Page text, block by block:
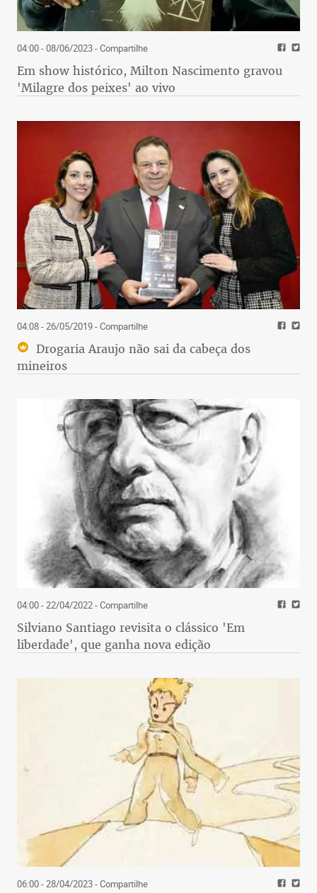
04:00 - 08/06/2023- Compartilhe
Em show histórico, Milton Nascimento gravou
'Milagre dos peixes' ao vivo
04:08 - 26/05/2019- Compartilhe
Drogaria Araujo não sai da cabeça dos
mineiros
04:00 - 22/04/2022- Compartilhe
Silviano Santiago revisita o clássico 'Em
liberdade', que ganha nova edição
06:00 - 28/04/2023- Compartilhe